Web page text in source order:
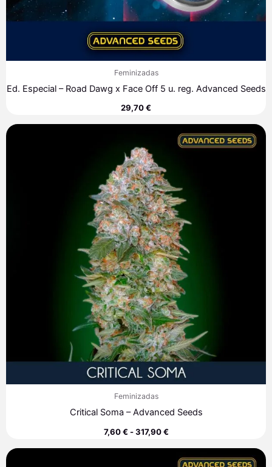
Feminizadas
Ed. Especial – Road Dawg x Face Off 5 u. reg. Advanced Seeds
29,70€
Feminizadas
Critical Soma – Advanced Seeds
7,60€ - 317,90€
de
precios:
hasta
317,90 €